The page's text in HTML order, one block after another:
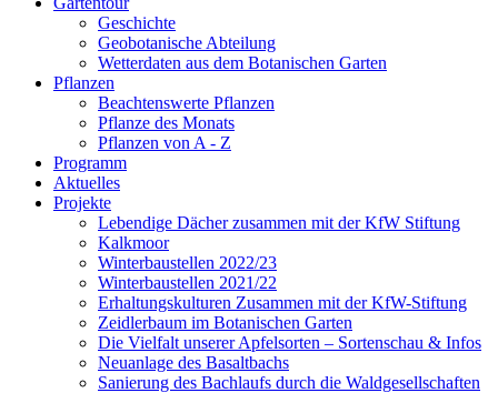
Geschichte
Geobotanische Abteilung
Wetterdaten aus dem Botanischen Garten
Pflanzen
Beachtenswerte Pflanzen
Pflanze des Monats
Pflanzen von A - Z
Programm
Aktuelles
Projekte
Lebendige Dächer zusammen mit der KfW Stiftung
Kalkmoor
Winterbaustellen 2022/23
Winterbaustellen 2021/22
Erhaltungskulturen Zusammen mit der KfW-Stiftung
Zeidlerbaum im Botanischen Garten
Die Vielfalt unserer Apfelsorten – Sortenschau & Infos
Neuanlage des Basaltbachs
Sanierung des Bachlaufs durch die Waldgesellschaften